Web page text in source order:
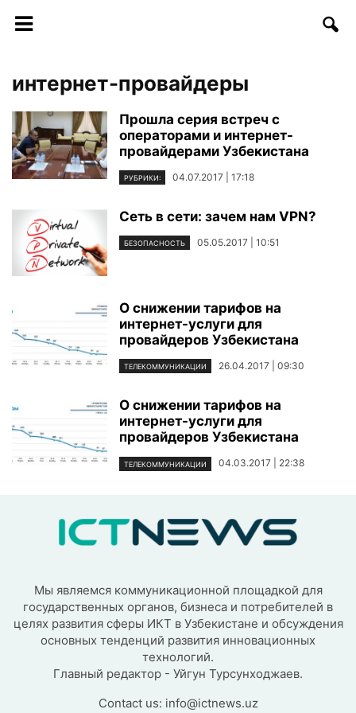
интернет-провайдеры
Прошла серия встреч с
операторами и интернет-
провайдерами Узбекистана
РУБРИКИ: 04.07.2017 | 17:18
Сеть в сети: зачем нам VPN?
БЕЗОПАСНОСТЬ 05.05.2017 | 10:51
О снижении тарифов на
интернет-услуги для
провайдеров Узбекистана
ТЕЛЕКОММУНИКАЦИИ 26.04.2017 | 09:30
О снижении тарифов на
интернет-услуги для
провайдеров Узбекистана
ТЕЛЕКОММУНИКАЦИИ 04.03.2017 | 22:38
Мы являемся коммуникационной площадкой для
государственных органов, бизнеса и потребителей в
целях развития сферы ИКТ в Узбекистане и обсуждения
основных тенденций развития инновационных
технологий.
Главный редактор - Уйгун Турсунходжаев.
Contact us: info@ictnews.uz